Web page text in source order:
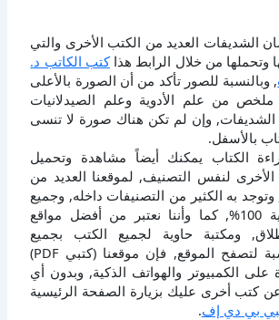
الشديفات العديد من الكتب الأخرى والتي
وتحملها من خلال الرابط هذاكتب الكاتب د.
, وبالنسبة للصور تأكد من أن الصورة بالأعلى
من علم الأدوية وعلم الصيدلانيات
وإن لم تكن هناك صورة لا تنسى
بالأسفل.
الكتاب يمكنك أيضاً مشاهدة وتحميل
لنفس التصنيف, لموقعنا العديد من
وتوجد به الكثير من التصنيفات داخله, وجميع
هذه الكتب مجانية 100%, كما وأننا نعتبر من أفضل مواقع
ومكتبة حاوية لجميع الكتب بجميع
تخصصاتها, وبالنسبة لتصفح الموقع, فإن موقعنا (كتبي PDF)
الكمبيوتر والهواتف الذكية, وبدون أي
كتب أخرى عليك بزيارة الصفحة الرئيسية
بي دي إف.